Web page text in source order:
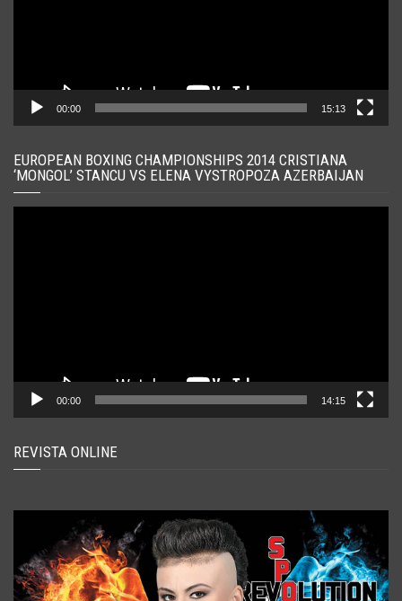
00:00 15:13
EUROPEAN BOXING CHAMPIONSHIPS 2014 CRISTIANA
‘MONGOL’ STANCU VS ELENA VYSTROPOZA AZERBAIJAN
00:00 14:15
REVISTA ONLINE